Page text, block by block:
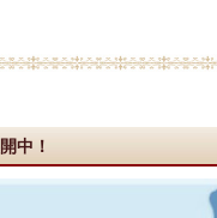
中！